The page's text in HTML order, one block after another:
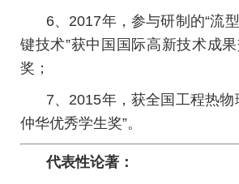
6、2017年，参与研制的“流
键技术”获中国国际高新技术成
奖；
7、2015年，获全国工程热物
仲华优秀学生奖”。
代表性论著：